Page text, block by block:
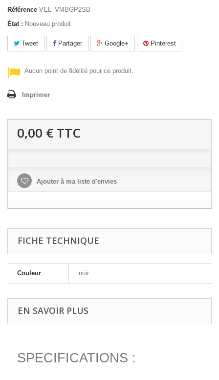
Référence VEL_VMBGP2SB
État : Nouveau produit
Tweet Partager Google+ Pinterest
Aucun point de fidélité pour ce produit.
Imprimer
0,00 € TTC
Ajouter à ma liste d'envies
FICHE TECHNIQUE
Couleur noir
EN SAVOIR PLUS
SPECIFICATIONS :